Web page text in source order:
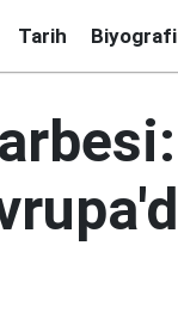
Tarih Biyografi